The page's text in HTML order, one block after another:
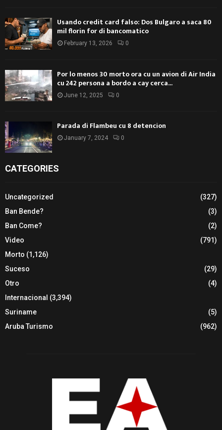
Usando credit card falso: Dos Bulgaro a saca 80
mil florin for di bancomatico
February 13, 2026 0
Por lo menos 30 morto ora cu un avion di Air India
cu 242 persona a bordo a cay cerca...
June 12, 2025 0
Parada di Flambeu cu 8 detencion
January 7, 2024 0
CATEGORIES
Uncategorized
(327)
Ban Bende?
(3)
Ban Come?
(2)
Video
(791)
Morto (1,126)
Suceso
(29)
Otro
(4)
Internacional (3,394)
Suriname
(5)
Aruba Turismo
(962)